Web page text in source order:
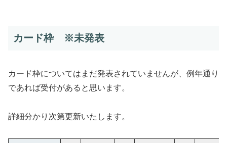
カード枠 ※未発表
カード枠についてはまだ発表されていませんが、例年通り
であれば受付があると思います。
詳細分かり次第更新いたします。